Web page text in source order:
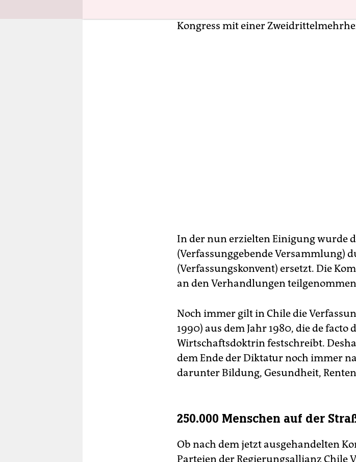
Kongress mit einer
In der nun erzielten Einigung wurde
(Verfassunggebende Versammlung)
(Verfassungskonvent) ersetzt. Die
an den Verhandlungen
Noch immer gilt in Chile die
1990) aus dem Jahr 1980, die de
Wirtschaftsdoktrin festschreibt.
dem Ende der Diktatur noch immer
darunter Bildung, Gesundheit,
250.000 Menschen auf der
Ob nach dem jetzt ausgehandelten
Parteien der Regierungsallianz Chile